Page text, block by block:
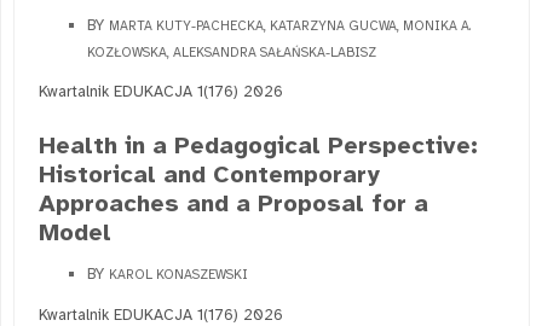
BY MARTA KUTY-PACHECKA, KATARZYNA GUCWA, MONIKA A.
KOZŁOWSKA, ALEKSANDRA SAŁAŃSKA-LABISZ
Kwartalnik EDUKACJA 1(176) 2026
Health in a Pedagogical Perspective:
Historical and Contemporary
Approaches and a Proposal for a
Model
BY KAROL KONASZEWSKI
Kwartalnik EDUKACJA 1(176) 2026